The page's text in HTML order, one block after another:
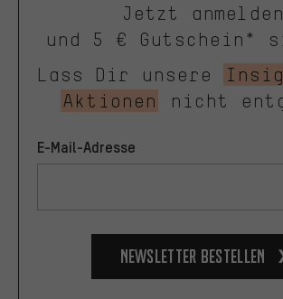
Jetzt anmelden
und 5 € Gutschein*
Lass Dir unsere
Aktionen
nicht
E-Mail-Adresse
Newsletter bestellen